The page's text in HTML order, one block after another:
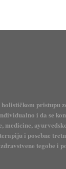
pristupu
i da se
i posebne
tegobe i